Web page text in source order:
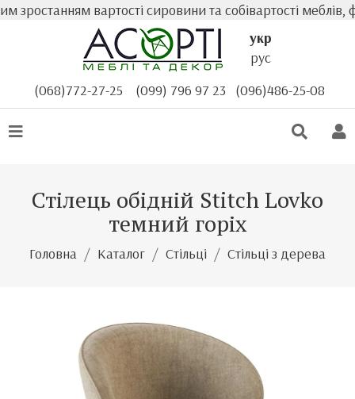
вартості сировини та собівартості меблів,
укр
рус
(068)772-27-25
(099) 796 97 23 (096)486-25-08
Стілець обідній Stitch Lovko
темний горіх
Головна Каталог Стільці Стільці з дерева